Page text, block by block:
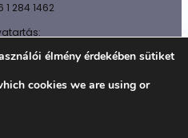
1 284 1462
Zárva! élmény érdekében sütiket
cookies we are using or